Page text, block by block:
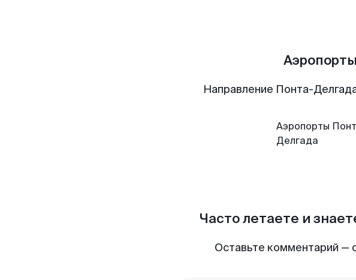
Направление Понта-
Аэропорты
Делгада
Часто летаете и
Оставьте комментарий —